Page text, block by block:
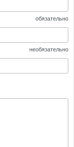
обязательно
необязательно